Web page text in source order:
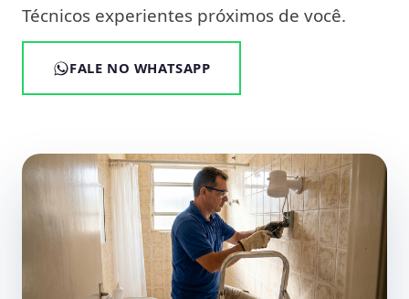
Técnicos experientes próximos de você.
FALE NO WHATSAPP